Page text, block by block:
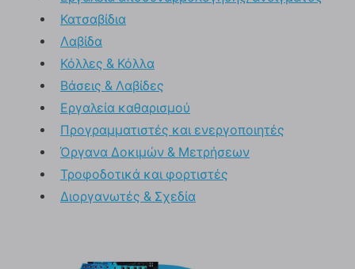
Κατσαβίδια
Λαβίδα
Κόλλες & Κόλλα
Βάσεις & Λαβίδες
Εργαλεία καθαρισμού
Προγραμματιστές και ενεργοποιητές
Όργανα Δοκιμών & Μετρήσεων
Τροφοδοτικά και φορτιστές
Διοργανωτές & Σχεδία